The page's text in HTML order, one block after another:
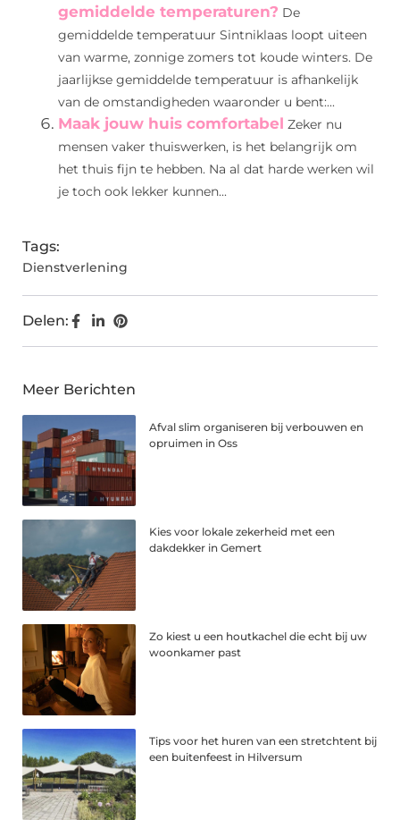
gemiddelde temperaturen? De
gemiddelde temperatuur Sintniklaas loopt uiteen
van warme, zonnige zomers tot koude winters. De
jaarlijkse gemiddelde temperatuur is afhankelijk
van de omstandigheden waaronder u bent:...
Maak jouw huis comfortabel Zeker nu
mensen vaker thuiswerken, is het belangrijk om
het thuis fijn te hebben. Na al dat harde werken wil
je toch ook lekker kunnen...
Tags:
Dienstverlening
Delen:
Meer Berichten
Afval slim organiseren bij verbouwen en
opruimen in Oss
Kies voor lokale zekerheid met een
dakdekker in Gemert
Zo kiest u een houtkachel die echt bij uw
woonkamer past
Tips voor het huren van een stretchtent bij
een buitenfeest in Hilversum